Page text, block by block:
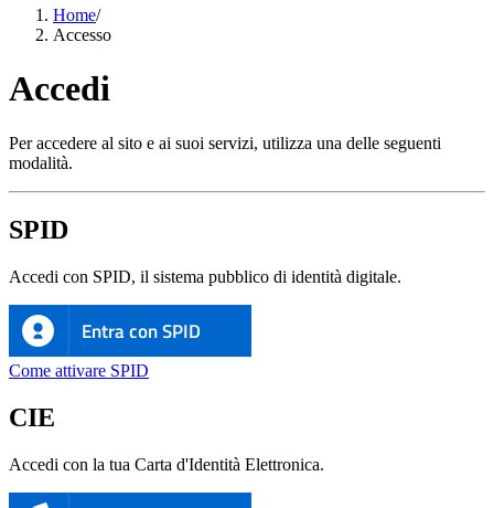
Home/
Accesso
Accedi
Per accedere al sito e ai suoi servizi, utilizza una delle seguenti
modalità.
SPID
Accedi con SPID, il sistema pubblico di identità digitale.
Entra con SPID
Come attivare SPID
CIE
Accedi con la tua Carta d'Identità Elettronica.